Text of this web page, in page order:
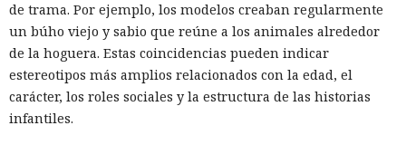
de trama. Por ejemplo, los modelos creaban regularmente
un búho viejo y sabio que reúne a los animales alrededor
de la hoguera. Estas coincidencias pueden indicar
estereotipos más amplios relacionados con la edad, el
carácter, los roles sociales y la estructura de las historias
infantiles.